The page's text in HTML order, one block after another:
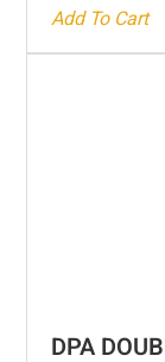
Add To Cart
DPA